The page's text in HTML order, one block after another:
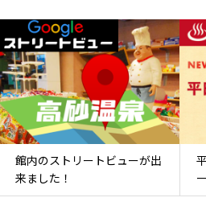
館内のストリートビューが出
来ました！